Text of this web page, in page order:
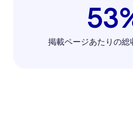
掲載ページあたりの総